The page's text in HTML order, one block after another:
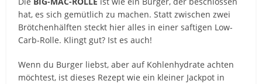
hat, es sich gemütlich zu machen. Statt zwischen zwei
Brötchenhälften steckt hier alles in einer saftigen Low-
Carb-Rolle. Klingt gut? Ist es auch!
Wenn du Burger liebst, aber auf Kohlenhydrate achten
möchtest, ist dieses Rezept wie ein kleiner Jackpot in